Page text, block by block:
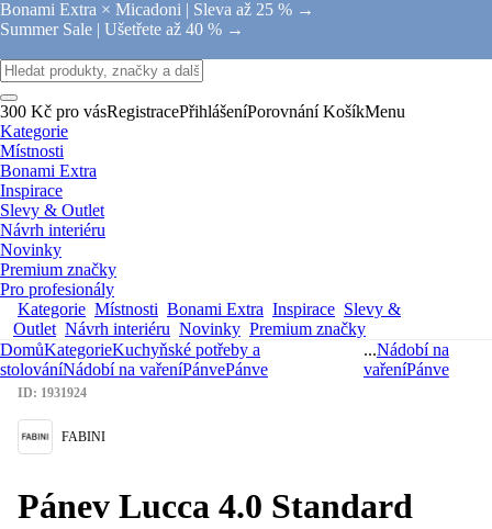
Bonami Extra × Micadoni | Sleva až 25 % →
Summer Sale | Ušetřete až 40 % →
300 Kč pro vásRegistracePřihlášeníPorovnání KošíkMenu
Kategorie
Místnosti
Bonami Extra
Inspirace
Slevy & Outlet
Návrh interiéru
Novinky
Premium značky
Pro profesionály
Kategorie Místnosti Bonami Extra Inspirace Slevy &
Outlet Návrh interiéru Novinky Premium značky
DomůKategorieKuchyňské potřeby a
stolováníNádobí na vařeníPánvePánve
...Nádobí na
vařeníPánve
ID: 1931924
FABINI
Pánev Lucca 4.0 Standard